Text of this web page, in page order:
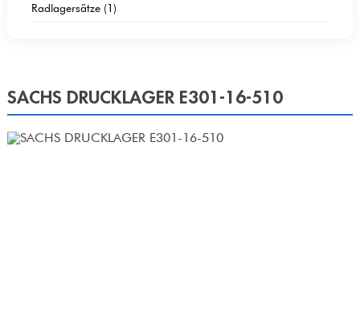
Radlagersätze (1)
SACHS DRUCKLAGER E301-16-510